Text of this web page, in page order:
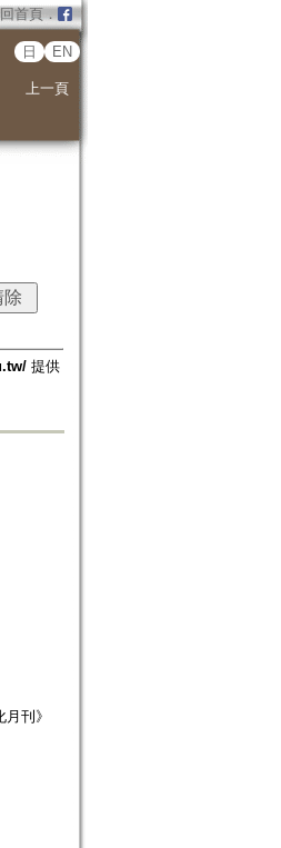
回首頁．
日 EN
上一頁
提供
刊》